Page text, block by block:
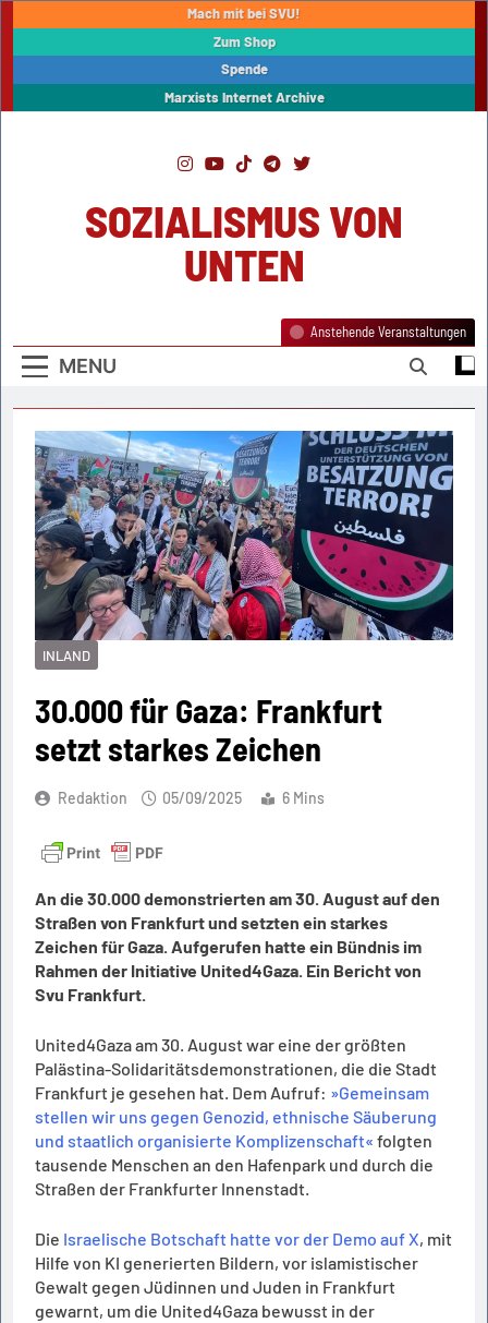
Mach mit bei SVU!
Zum Shop
Spende
Marxists Internet Archive
SOZIALISMUS VON
UNTEN
MENU
Anstehende Veranstaltungen
INLAND
30.000 für Gaza: Frankfurt
setzt starkes Zeichen
Redaktion 05/09/2025 6 Mins
An die 30.000 demonstrierten am 30. August auf den
Straßen von Frankfurt und setzten ein starkes
Zeichen für Gaza. Aufgerufen hatte ein Bündnis im
Rahmen der Initiative United4Gaza. Ein Bericht von
Svu Frankfurt.
United4Gaza am 30. August war eine der größten
Palästina-Solidaritätsdemonstrationen, die die Stadt
Frankfurt je gesehen hat. Dem Aufruf: »Gemeinsam
stellen wir uns gegen Genozid, ethnische Säuberung
und staatlich organisierte Komplizenschaft« folgten
tausende Menschen an den Hafenpark und durch die
Straßen der Frankfurter Innenstadt.
Die Israelische Botschaft hatte vor der Demo auf X, mit
Hilfe von KI generierten Bildern, vor islamistischer
Gewalt gegen Jüdinnen und Juden in Frankfurt
gewarnt, um die United4Gaza bewusst in der